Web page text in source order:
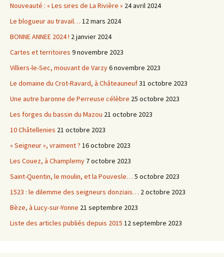
Nouveauté : « Les sires de La Rivière » 24 avril 2024
Le blogueur au travail… 12 mars 2024
BONNE ANNEE 2024 ! 2 janvier 2024
Cartes et territoires 9 novembre 2023
Villiers-le-Sec, mouvant de Varzy6 novembre 2023
Le domaine du Crot-Ravard, à Châteauneuf31 octobre 2023
Une autre baronne de Perreuse célèbre 25 octobre 2023
Les forges du bassin du Mazou 21 octobre 2023
10 Châtellenies 21 octobre 2023
« Seigneur », vraiment ? 16 octobre 2023
Les Couez, à Champlemy 7 octobre 2023
Saint-Quentin, le moulin, et la Pouvesle… 5 octobre 2023
1523 : le dilemme des seigneurs donziais… 2 octobre 2023
Bèze, à Lucy-sur-Yonne 21 septembre 2023
Liste des articles publiés depuis 2015 12 septembre 2023